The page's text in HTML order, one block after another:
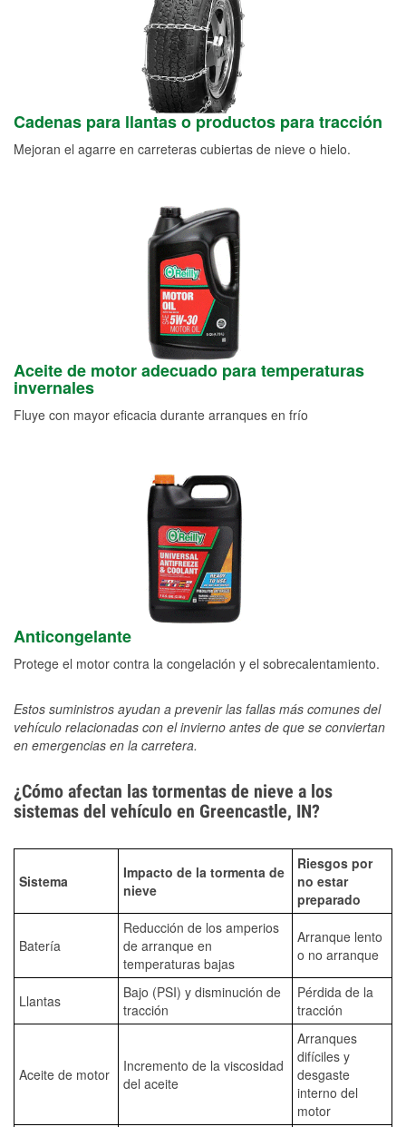
Cadenas para llantas o productos para tracción
Mejoran el agarre en carreteras cubiertas de nieve o hielo.
Aceite de motor adecuado para temperaturas
invernales
Fluye con mayor eficacia durante arranques en frío
Anticongelante
Protege el motor contra la congelación y el sobrecalentamiento.
Estos suministros ayudan a prevenir las fallas más comunes del
vehículo relacionadas con el invierno antes de que se conviertan
en emergencias en la carretera.
¿Cómo afectan las tormentas de nieve a los
sistemas del vehículo en Greencastle, IN?
Sistema
Impacto de la tormenta de
nieve
Riesgos por
no estar
preparado
Batería
Reducción de los amperios
de arranque en
temperaturas bajas
Arranque lento
o no arranque
Llantas
Bajo (PSI) y disminución de
tracción
Pérdida de la
tracción
Aceite de motor
Incremento de la viscosidad
del aceite
Arranques
difíciles y
desgaste
interno del
motor